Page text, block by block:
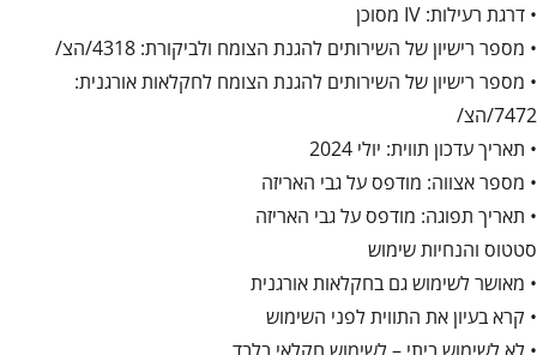
• דרגת רעילות: IV מסוכן
• מספר רישיון של השירותים להגנת הצומח ולביקורת: 4318/הצ/
• מספר רישיון של השירותים להגנת הצומח לחקלאות אורגנית:
7472/הצ/
• תאריך עדכון תווית: יולי 2024
• מספר אצווה: מודפס על גבי האריזה
• תאריך תפוגה: מודפס על גבי האריזה
סטטוס והנחיות שימוש
• מאושר לשימוש גם בחקלאות אורגנית
• קרא בעיון את התווית לפני השימוש